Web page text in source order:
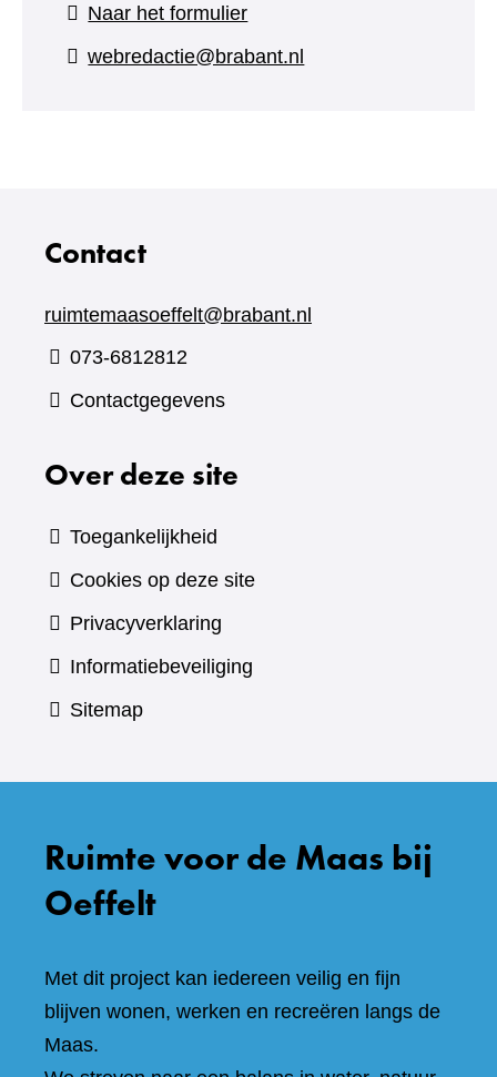
Naar het formulier(verwijst
naar
webredactie@brabant.nl
Contact
ruimtemaasoeffelt@brabant.nl
073-6812812
Contactgegevens
Over deze site
Toegankelijkheid
Cookies op deze site
Privacyverklaring
Informatiebeveiliging
Sitemap
Ruimte voor de Maas bij
Oeffelt
Met dit project kan iedereen veilig en fijn
blijven wonen, werken en recreëren langs de
Maas.